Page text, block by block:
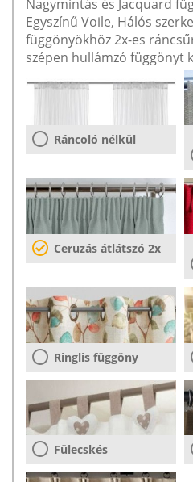
Nagymintás és Jacquard
Egyszínű Voile, Hálós
függönyökhöz 2x-es
szépen hullámzó függönyt
Ráncoló nélkül
Ceruzás átlátszó 2x
Ringlis függöny
Fülecskés